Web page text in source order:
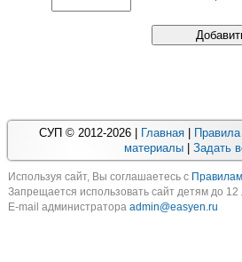
СУП © 2012-2026 | Главная|
материалы |Задать
Используя cайт, Вы соглашаетесь с
Запрещается использовать сайт детям до 12
E-mail администратора admin@easyen.ru